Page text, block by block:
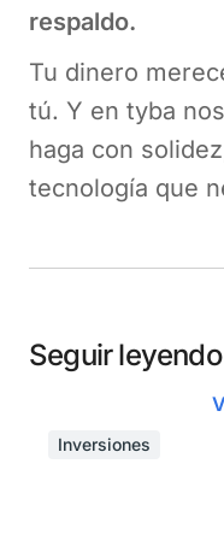
respaldo.
Tu dinero
tú. Y en tyba
haga con
tecnología que
Seguir leyendo
Inversiones